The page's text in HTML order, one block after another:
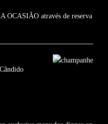
OCASIÃO através de reserva